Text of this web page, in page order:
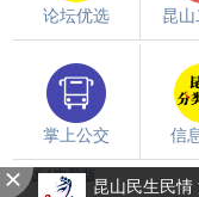
论坛优选 昆
掌上公交 信
都翻到这儿
触屏版/电脑版昆山民生民情